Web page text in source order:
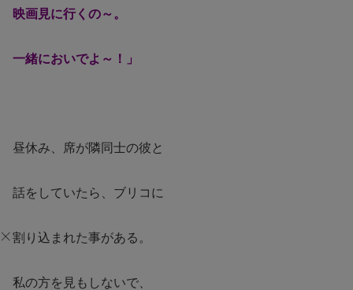
映画見に行くの～。
一緒においでよ～！」
昼休み、席が隣同士の彼と
話をしていたら、ブリコに
割り込まれた事がある。
私の方を見もしないで、